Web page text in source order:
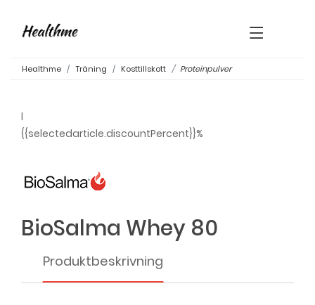
Healthme Träning Kosttillskott Proteinpulver
l
{{selectedarticle.discountPercent}}%
BioSalma Whey 80
Produktbeskrivning